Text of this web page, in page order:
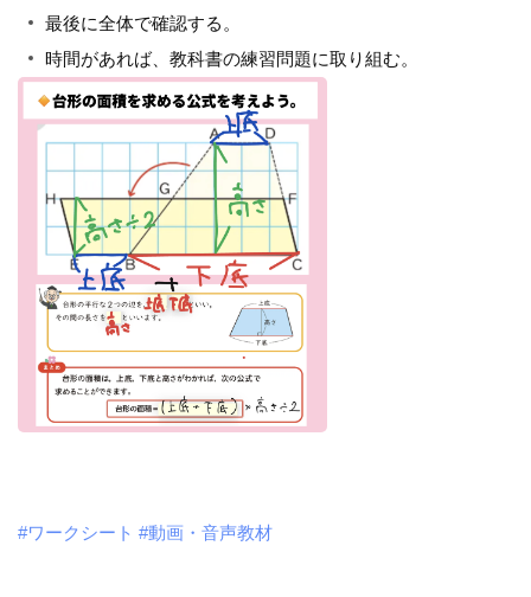
最後に全体で確認する。
時間があれば、教科書の練習問題に取り組む。
#ワークシート #動画・音声教材